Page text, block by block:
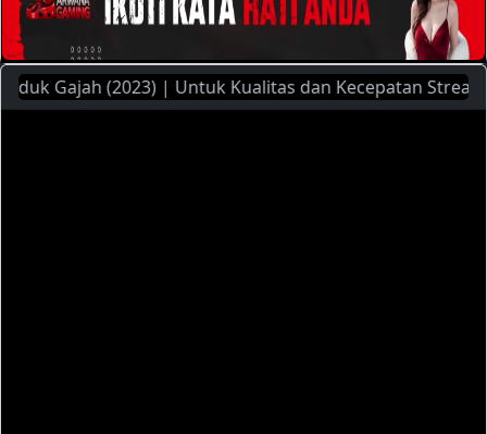
Gajah (2023) | Untuk Kualitas dan Kecepatan